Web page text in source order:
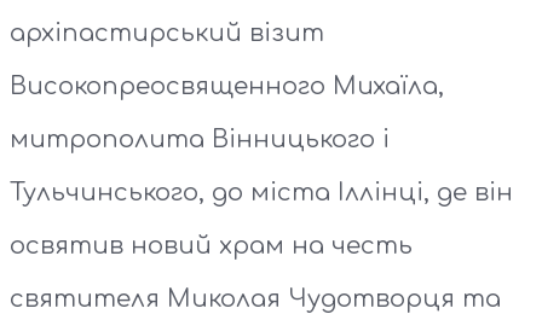
архіпастирський візит
Високопреосвященного Михаїла,
митрополита Вінницького і
Тульчинського, до міста Іллінці, де він
освятив новий храм на честь
святителя Миколая Чудотворця та